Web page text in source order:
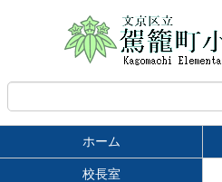
ホーム
校長室